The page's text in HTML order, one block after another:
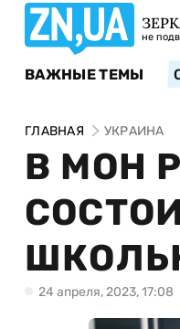
не
ВАЖНЫЕ ТЕМЫ
ГЛАВНАЯ УКРАИНА
В МОН
24 апреля, 2023, 17:08